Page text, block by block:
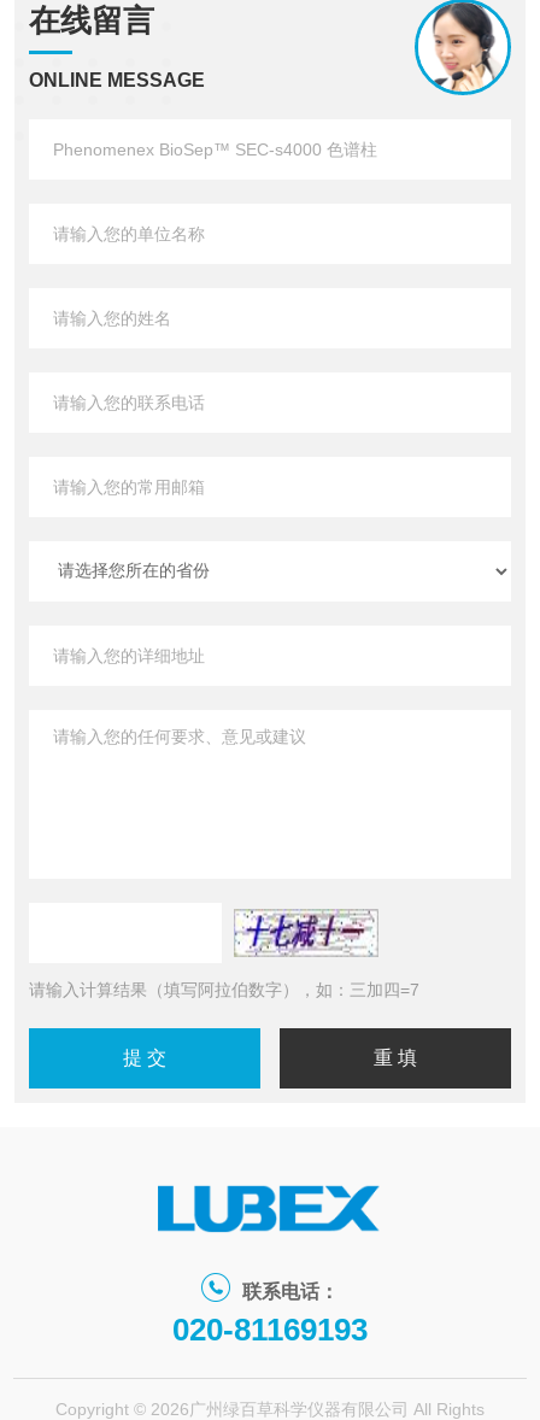
在线留言
ONLINE MESSAGE
请输入计算结果（填写阿拉伯数字），如：三加四=7
联系电话：
020-81169193
Copyright © 2026广州绿百草科学仪器有限公司 All Rights